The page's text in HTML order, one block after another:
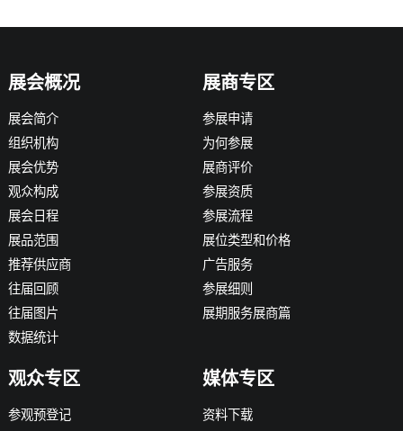
展会概况
展会简介
组织机构
展会优势
观众构成
展会日程
展品范围
推荐供应商
往届回顾
往届图片
数据统计
展商专区
参展申请
为何参展
展商评价
参展资质
参展流程
展位类型和价格
广告服务
参展细则
展期服务展商篇
观众专区
参观预登记
媒体专区
资料下载